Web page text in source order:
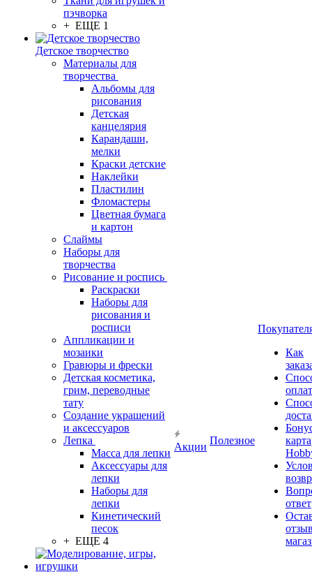
пэчворка
+ ЕЩЕ 1
Детское творчество
Материалы для
творчества
Альбомы для
рисования
Детская
канцелярия
Карандаши,
мелки
Краски детские
Наклейки
Пластилин
Фломастеры
Цветная бумага
и картон
Слаймы
Наборы для
творчества
Рисование и роспись
Раскраски
Наборы для
рисования и
росписи
Аппликации и
мозаики
Гравюры и фрески
Детская косметика,
грим, переводные
тату
Создание украшений
и аксессуаров
Лепка
Масса для лепки
Аксессуары для
лепки
Наборы для
лепки
Кинетический
песок
+ ЕЩЕ 4
Акции
Полезное
Как
карта
ответ